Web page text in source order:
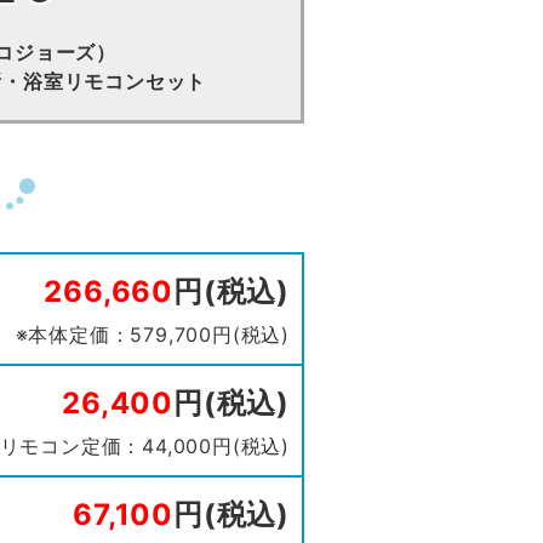
ョーズ）
浴室リモコンセット
266,660円(税込)
※本体定価：579,700円(税込)
26,400円(税込)
モコン定価：44,000円(税込)
67,100円(税込)